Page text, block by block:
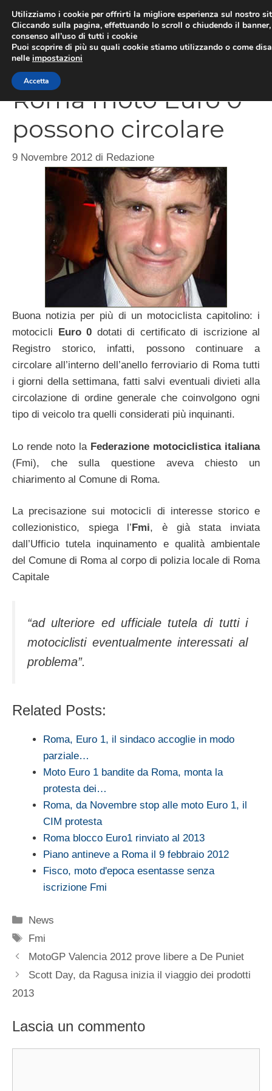
contenuto
Roma moto Euro 0
possono circolare
9 Novembre 2012 di Redazione
Buona notizia per più di un motociclista capitolino: i
motocicli Euro 0 dotati di certificato di iscrizione al
Registro storico, infatti, possono continuare a
circolare all’interno dell’anello ferroviario di Roma tutti
i giorni della settimana, fatti salvi eventuali divieti alla
circolazione di ordine generale che coinvolgono ogni
tipo di veicolo tra quelli considerati più inquinanti.
Lo rende noto la Federazione motociclistica italiana
(Fmi), che sulla questione aveva chiesto un
chiarimento al Comune di Roma.
La precisazione sui motocicli di interesse storico e
collezionistico, spiega l’Fmi, è già stata inviata
dall’Ufficio tutela inquinamento e qualità ambientale
del Comune di Roma al corpo di polizia locale di Roma
Capitale
“ad ulteriore ed ufficiale tutela di tutti i
motociclisti eventualmente interessati al
problema”.
Related Posts:
Roma, Euro 1, il sindaco accoglie in modo
parziale…
Moto Euro 1 bandite da Roma, monta la
protesta dei…
Roma, da Novembre stop alle moto Euro 1, il
CIM protesta
Roma blocco Euro1 rinviato al 2013
Piano antineve a Roma il 9 febbraio 2012
Fisco, moto d'epoca esentasse senza
iscrizione Fmi
Categorie
News
Tag
Fmi
MotoGP Valencia 2012 prove libere a De Puniet
Scott Day, da Ragusa inizia il viaggio dei prodotti
2013
Lascia un commento
Utilizziamo i cookie per offrirti la migliore esperienza sul nostro
Cliccando sulla pagina, effettuando lo scroll o chiudendo il
consenso all’uso di tutti i cookie
Puoi scoprire di più su quali cookie stiamo utilizzando o come
nelle impostazioni
Accetta